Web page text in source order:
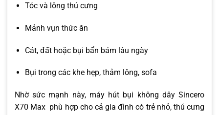
Tóc và lông thú cưng
Mảnh vụn thức ăn
Cát, đất hoặc bụi bẩn bám lâu ngày
Bụi trong các khe hẹp, thảm lông, sofa
Nhờ sức mạnh này, máy hút bụi không dây Sincero
X70 Max phù hợp cho cả gia đình có trẻ nhỏ, thú cưng